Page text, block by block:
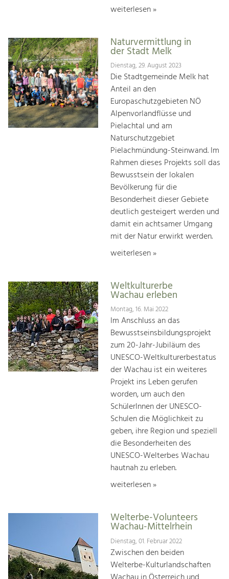
weiterlesen »
Naturvermittlung in
der Stadt Melk
Dienstag, 29. August 2023
Die Stadtgemeinde Melk hat
Anteil an den
Europaschutzgebieten NÖ
Alpenvorlandflüsse und
Pielachtal und am
Naturschutzgebiet
Pielachmündung-Steinwand. Im
Rahmen dieses Projekts soll das
Bewusstsein der lokalen
Bevölkerung für die
Besonderheit dieser Gebiete
deutlich gesteigert werden und
damit ein achtsamer Umgang
mit der Natur erwirkt werden.
weiterlesen »
Weltkulturerbe
Wachau erleben
Montag, 16. Mai 2022
Im Anschluss an das
Bewusstseinsbildungsprojekt
zum 20-Jahr-Jubiläum des
UNESCO-Weltkulturerbestatus
der Wachau ist ein weiteres
Projekt ins Leben gerufen
worden, um auch den
SchülerInnen der UNESCO-
Schulen die Möglichkeit zu
geben, ihre Region und speziell
die Besonderheiten des
UNESCO-Welterbes Wachau
hautnah zu erleben.
weiterlesen »
Welterbe-Volunteers
Wachau-Mittelrhein
Dienstag, 01. Februar 2022
Zwischen den beiden
Welterbe-Kulturlandschaften